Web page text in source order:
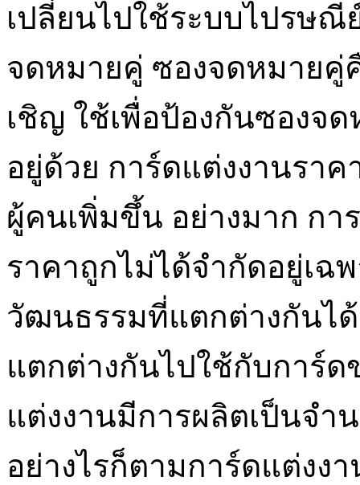
เปลี่ยนไปใช้ระบบไปรษณี
จดหมายคู่ ซองจดหมายคู่
เชิญ ใช้เพื่อป้องกันซองจ
อยู่ด้วย การ์ดแต่งงานรา
ผู้คนเพิ่มขึ้น อย่างมาก กา
ราคาถูกไม่ได้จำกัดอยู่เฉ
วัฒนธรรมที่แตกต่างกันไ
แตกต่างกันไปใช้กับการ์
แต่งงานมีการผลิตเป็นจำ
อย่างไรก็ตามการ์ดแต่งง